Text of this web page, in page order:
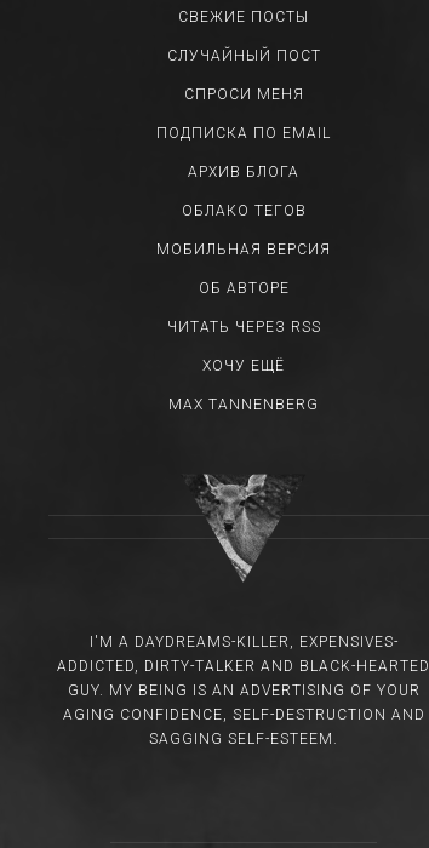
СВЕЖИЕ ПОСТЫ
СЛУЧАЙНЫЙ ПОСТ
СПРОСИ МЕНЯ
ПОДПИСКА ПО EMAIL
АРХИВ БЛОГА
ОБЛАКО ТЕГОВ
МОБИЛЬНАЯ ВЕРСИЯ
ОБ АВТОРЕ
ЧИТАТЬ ЧЕРЕЗ RSS
ХОЧУ ЕЩЁ
MAX TANNENBERG
I'M A DAYDREAMS-KILLER, EXPENSIVES-
ADDICTED, DIRTY-TALKER AND BLACK-HEARTED
GUY. MY BEING IS AN ADVERTISING OF YOUR
AGING CONFIDENCE, SELF-DESTRUCTION AND
SAGGING SELF-ESTEEM.